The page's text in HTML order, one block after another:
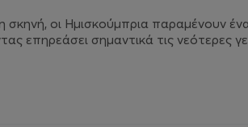
οι Ημισκούμπρια παραμένουν
επηρεάσει σημαντικά τις νεότερες